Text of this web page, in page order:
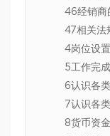
46经销商
47相关法
4岗位设
5工作完
6认识各
7认识各
8货币资